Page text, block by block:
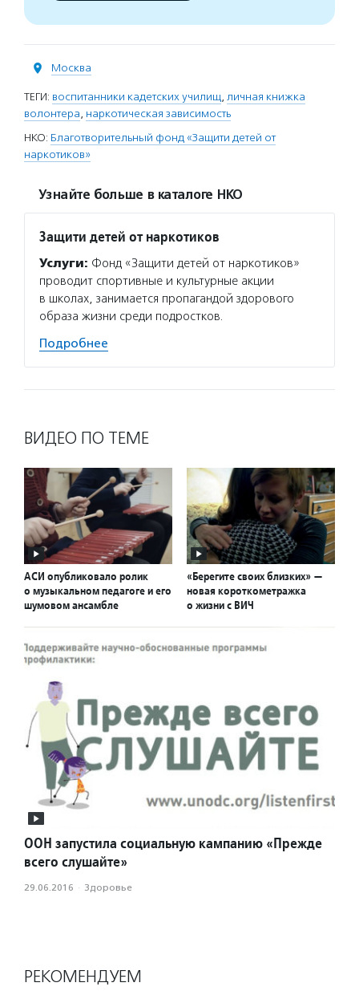
Москва
ТЕГИ: воспитанники кадетских училищ, личная книжка
волонтера, наркотическая зависимость
НКО: Благотворительный фонд «Защити детей от
наркотиков»
Узнайте больше в каталоге НКО
Защити детей от наркотиков
Услуги: Фонд «Защити детей от наркотиков»
проводит спортивные и культурные акции
в школах, занимается пропагандой здорового
образа жизни среди подростков.
Подробнее
ВИДЕО ПО ТЕМЕ
АСИ опубликовало ролик
о музыкальном педагоге и его
шумовом ансамбле
«Берегите своих близких» —
новая короткометражка
о жизни с ВИЧ
ООН запустила социальную кампанию «Прежде
всего слушайте»
29.06.2016 · Здоровье
РЕКОМЕНДУЕМ